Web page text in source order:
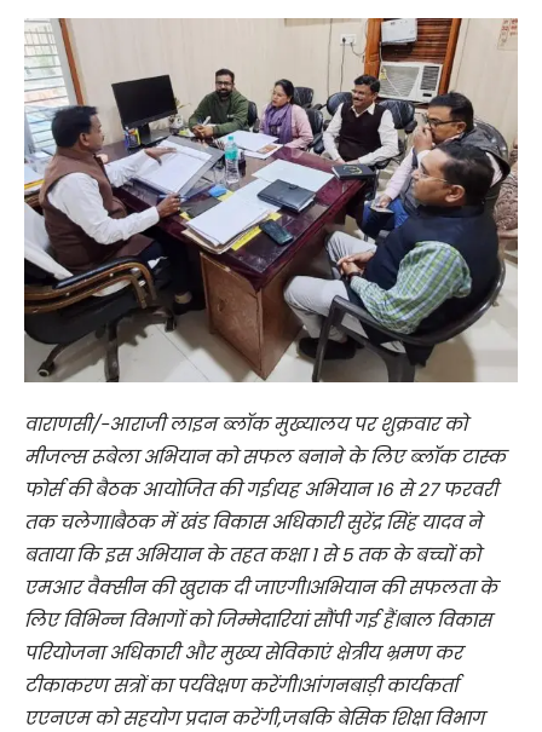
वाराणसी/-आराजी लाइन ब्लॉक मुख्यालय पर शुक्रवार को
मीजल्स रूबेला अभियान को सफल बनाने के लिए ब्लॉक टास्क
फोर्स की बैठक आयोजित की गई।यह अभियान 16 से 27 फरवरी
तक चलेगा।बैठक में खंड विकास अधिकारी सुरेंद्र सिंह यादव ने
बताया कि इस अभियान के तहत कक्षा 1 से 5 तक के बच्चों को
एमआर वैक्सीन की खुराक दी जाएगी।अभियान की सफलता के
लिए विभिन्न विभागों को जिम्मेदारियां सौंपी गई हैं।बाल विकास
परियोजना अधिकारी और मुख्य सेविकाएं क्षेत्रीय भ्रमण कर
टीकाकरण सत्रों का पर्यवेक्षण करेंगी।आंगनबाड़ी कार्यकर्ता
एएनएम को सहयोग प्रदान करेंगी,जबकि बेसिक शिक्षा विभाग